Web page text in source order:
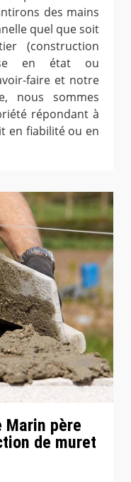
des mains
quel que soit
(construction
en état ou
faire et notre
nous sommes
répondant à
en fiabilité ou en
Marin père
de muret